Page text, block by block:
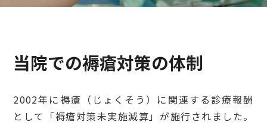
病院の機能と役割
当院での褥瘡対策の体制
2002年に褥瘡（じょくそう）に関連する診療報酬
として「褥瘡対策未実施減算」が施行されました。